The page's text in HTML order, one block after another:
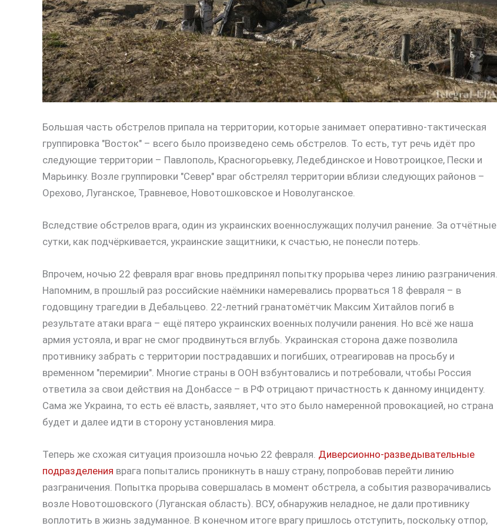
Большая часть обстрелов припала на территории, которые занимает оперативно-тактическая
группировка "Восток" – всего было произведено семь обстрелов. То есть, тут речь идёт про
следующие территории – Павлополь, Красногорьевку, Ледебдинское и Новотроицкое, Пески и
Марьинку. Возле группировки "Север" враг обстрелял территории вблизи следующих районов –
Орехово, Луганское, Травневое, Новотошковское и Новолуганское.
Вследствие обстрелов врага, один из украинских военнослужащих получил ранение. За отчётные
сутки, как подчёркивается, украинские защитники, к счастью, не понесли потерь.
Впрочем, ночью 22 февраля враг вновь предпринял попытку прорыва через линию разграничения.
Напомним, в прошлый раз российские наёмники намеревались прорваться 18 февраля – в
годовщину трагедии в Дебальцево. 22-летний гранатомётчик Максим Хитайлов погиб в
результате атаки врага – ещё пятеро украинских военных получили ранения. Но всё же наша
армия устояла, и враг не смог продвинуться вглубь. Украинская сторона даже позволила
противнику забрать с территории пострадавших и погибших, отреагировав на просьбу и
временном "перемирии". Многие страны в ООН взбунтовались и потребовали, чтобы Россия
ответила за свои действия на Донбассе – в РФ отрицают причастность к данному инциденту.
Сама же Украина, то есть её власть, заявляет, что это было намеренной провокацией, но страна
будет и далее идти в сторону установления мира.
Теперь же схожая ситуация произошла ночью 22 февраля. Диверсионно-разведывательные
подразделения врага попытались проникнуть в нашу страну, попробовав перейти линию
разграничения. Попытка прорыва совершалась в момент обстрела, а события разворачивались
возле Новотошовского (Луганская область). ВСУ, обнаружив неладное, не дали противнику
воплотить в жизнь задуманное. В конечном итоге врагу пришлось отступить, поскольку отпор,